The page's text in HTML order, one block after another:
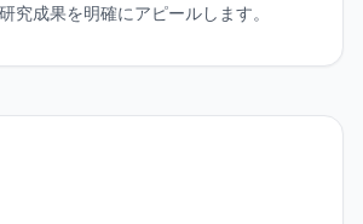
究成果を明確にアピールします。